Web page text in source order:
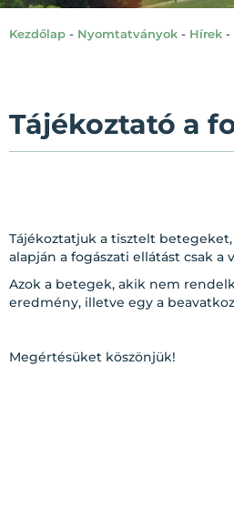
Kezdőlap - Nyomtatványok - Hírek -
Tájékoztató a
Tájékoztatjuk a tisztelt betegeket,
alapján a fogászati ellátást csak
Azok a betegek, akik nem
eredmény, illetve egy a
Megértésüket köszönjük!